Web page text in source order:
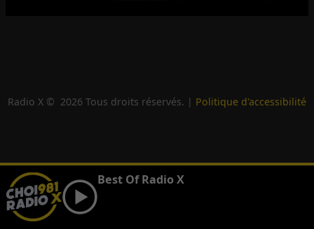
Radio X © 2026 Tous droits réservés. | Politique d'accessibilité
Best Of Radio X